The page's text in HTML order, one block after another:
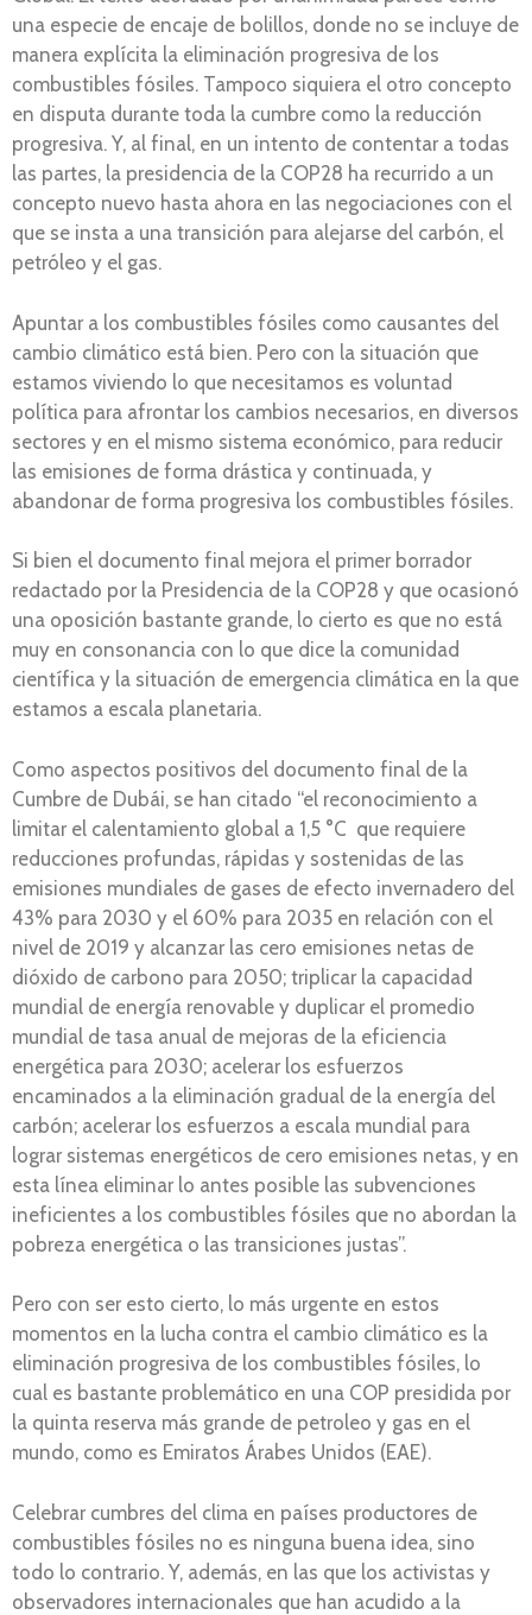
una especie de encaje de bolillos, donde no se incluye de
manera explícita la eliminación progresiva de los
combustibles fósiles. Tampoco siquiera el otro concepto
en disputa durante toda la cumbre como la reducción
progresiva. Y, al final, en un intento de contentar a todas
las partes, la presidencia de la COP28 ha recurrido a un
concepto nuevo hasta ahora en las negociaciones con el
que se insta a una transición para alejarse del carbón, el
petróleo y el gas.
Apuntar a los combustibles fósiles como causantes del
cambio climático está bien. Pero con la situación que
estamos viviendo lo que necesitamos es voluntad
política para afrontar los cambios necesarios, en diversos
sectores y en el mismo sistema económico, para reducir
las emisiones de forma drástica y continuada, y
abandonar de forma progresiva los combustibles fósiles.
Si bien el documento final mejora el primer borrador
redactado por la Presidencia de la COP28 y que ocasionó
una oposición bastante grande, lo cierto es que no está
muy en consonancia con lo que dice la comunidad
científica y la situación de emergencia climática en la que
estamos a escala planetaria.
Como aspectos positivos del documento final de la
Cumbre de Dubái, se han citado “el reconocimiento a
limitar el calentamiento global a 1,5 °C que requiere
reducciones profundas, rápidas y sostenidas de las
emisiones mundiales de gases de efecto invernadero del
43% para 2030 y el 60% para 2035 en relación con el
nivel de 2019 y alcanzar las cero emisiones netas de
dióxido de carbono para 2050; triplicar la capacidad
mundial de energía renovable y duplicar el promedio
mundial de tasa anual de mejoras de la eficiencia
energética para 2030; acelerar los esfuerzos
encaminados a la eliminación gradual de la energía del
carbón; acelerar los esfuerzos a escala mundial para
lograr sistemas energéticos de cero emisiones netas, y en
esta línea eliminar lo antes posible las subvenciones
ineficientes a los combustibles fósiles que no abordan la
pobreza energética o las transiciones justas”.
Pero con ser esto cierto, lo más urgente en estos
momentos en la lucha contra el cambio climático es la
eliminación progresiva de los combustibles fósiles, lo
cual es bastante problemático en una COP presidida por
la quinta reserva más grande de petroleo y gas en el
mundo, como es Emiratos Árabes Unidos (EAE).
Celebrar cumbres del clima en países productores de
combustibles fósiles no es ninguna buena idea, sino
todo lo contrario. Y, además, en las que los activistas y
observadores internacionales que han acudido a la